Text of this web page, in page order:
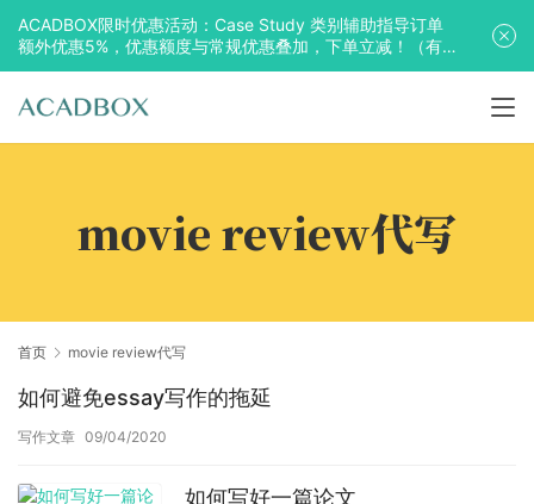
movie review代写
首页 movie review代写
如何避免essay写作的拖延
写作文章 09/04/2020
如何写好一篇论文
ACADBOX限时优惠活动：Case Study 类别辅助指导订单
额外优惠5%，优惠额度与常规优惠叠加，下单立减！（有
效期至2025年10月31日）